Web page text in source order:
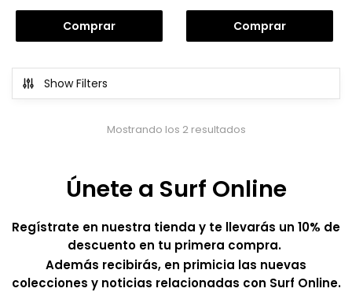
Comprar Comprar
Show Filters
Mostrando los 2 resultados
Únete a Surf Online
Regístrate en nuestra tienda y te llevarás un 10% de
descuento en tu primera compra.
Además recibirás, en primicia las nuevas
colecciones y noticias relacionadas con Surf Online.